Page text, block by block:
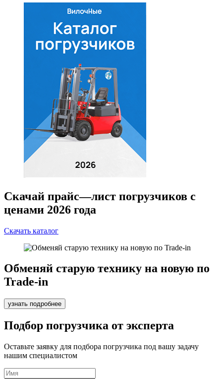
Скачай прайс—лист погрузчиков с
ценами 2026 года
Скачать каталог
Обменяй старую технику на новую по
Trade-in
узнать подробнее
Подбор погрузчика от эксперта
Оставьте заявку для подбора погрузчика под вашу задачу
нашим специалистом